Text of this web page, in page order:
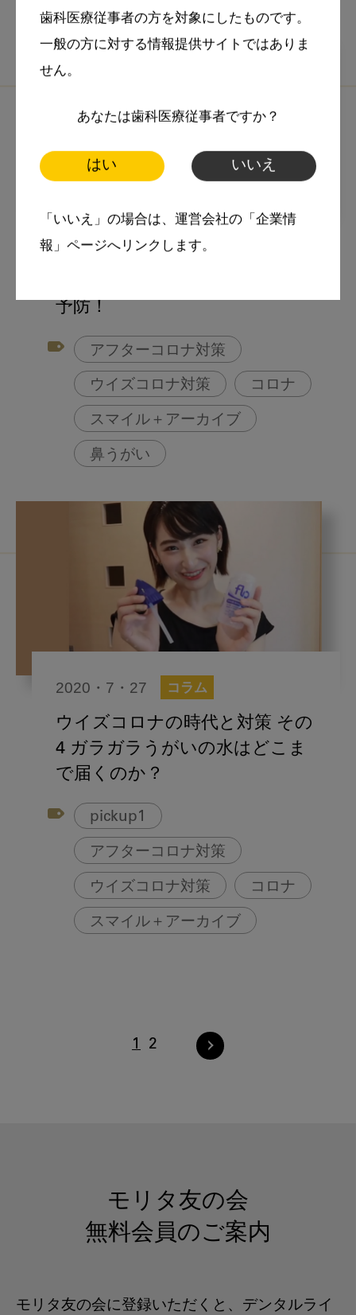
歯科医療従事者の方を対象にしたものです。
一般の方に対する情報提供サイトではありま
せん。
あなたは歯科医療従事者ですか？
はい いいえ
「いいえ」の場合は、運営会社の「企業情
報」ページへリンクします。
2020・8・7 コラム
ウイズコロナの時代と対策 その
予防！
アフターコロナ対策
ウイズコロナ対策 コロナ
スマイル＋アーカイブ
鼻うがい
2020・7・27 コラム
ウイズコロナの時代と対策 その
4 ガラガラうがいの水はどこま
で届くのか？
pickup1
アフターコロナ対策
ウイズコロナ対策 コロナ
スマイル＋アーカイブ
1 2
モリタ友の会
無料会員のご案内
モリタ友の会に登録いただくと、デンタルライ